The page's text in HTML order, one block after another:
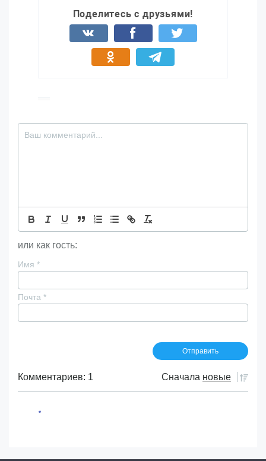
Поделитесь с друзьями!
или как гость:
Имя *
Почта *
Комментариев: 1 Сначала новые